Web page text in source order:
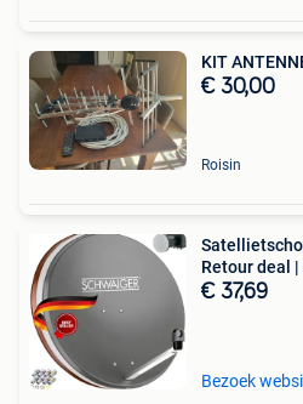
KIT
€ 30,00
Roisin
Retour deal
€ 37,69
Bezoek